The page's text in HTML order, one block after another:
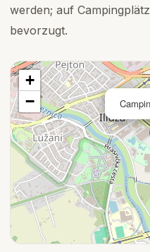
werden; auf
bevorzugt.
+
−